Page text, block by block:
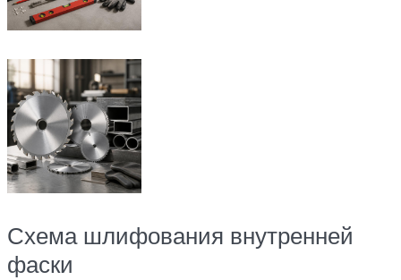
Схема шлифования внутренней
фаски